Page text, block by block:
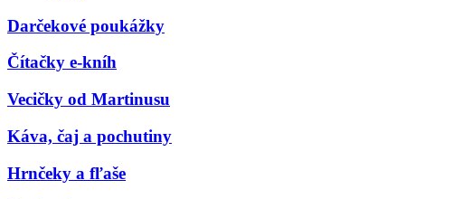
Darčekové poukážky
Čítačky e-kníh
Vecičky od Martinusu
Káva, čaj a pochutiny
Hrnčeky a fľaše